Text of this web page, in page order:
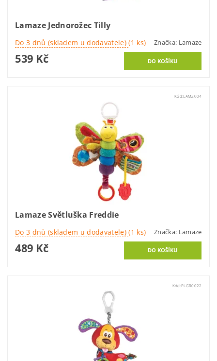
Lamaze Jednorožec Tilly
Do 3 dnů (skladem u dodavatele)(1 ks) Značka: Lamaze
539 Kč
Kód:LAMZ004
Lamaze Světluška Freddie
Do 3 dnů (skladem u dodavatele)(1 ks) Značka: Lamaze
489 Kč
Kód: PLGR0022